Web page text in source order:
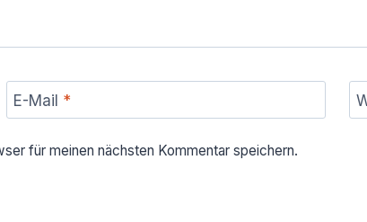
E-Mail *
für meinen nächsten Kommentar speichern.